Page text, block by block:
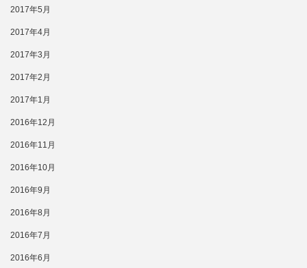
2017年5月
2017年4月
2017年3月
2017年2月
2017年1月
2016年12月
2016年11月
2016年10月
2016年9月
2016年8月
2016年7月
2016年6月